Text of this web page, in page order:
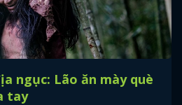
ngục: Lão ăn mày què
tay